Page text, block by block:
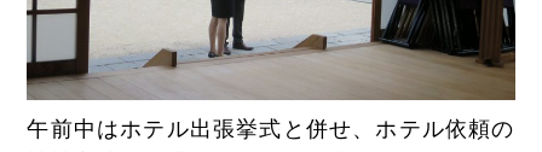
午前中はホテル出張挙式と併せ、ホテル依頼の